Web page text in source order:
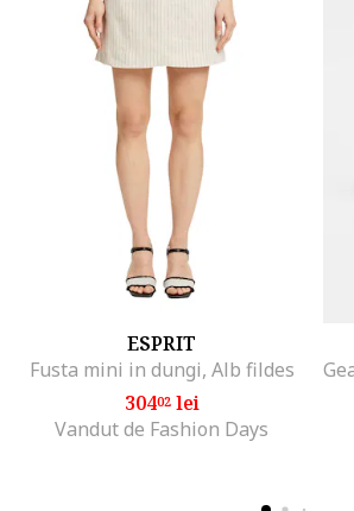
ESPRIT
Fusta mini in dungi, Alb fildes
30402lei
Vandut de Fashion Days